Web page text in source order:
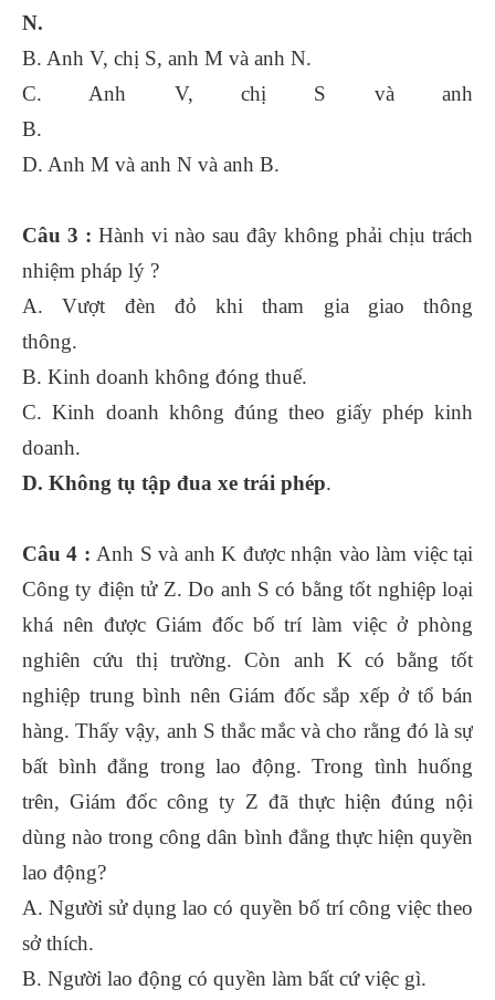
N.
B. Anh V, chị S, anh M và anh N.
C. Anh V, chị S và anh
B.
D. Anh M và anh N và anh B.
Câu 3 : Hành vi nào sau đây không phải chịu trách
nhiệm pháp lý ?
A. Vượt đèn đỏ khi tham gia giao thông
thông.
B. Kinh doanh không đóng thuế.
C. Kinh doanh không đúng theo giấy phép kinh
doanh.
D. Không tụ tập đua xe trái phép.
Câu 4 : Anh S và anh K được nhận vào làm việc tại
Công ty điện tử Z. Do anh S có bằng tốt nghiệp loại
khá nên được Giám đốc bố trí làm việc ở phòng
nghiên cứu thị trường. Còn anh K có bằng tốt
nghiệp trung bình nên Giám đốc sắp xếp ở tổ bán
hàng. Thấy vậy, anh S thắc mắc và cho rằng đó là sự
bất bình đẳng trong lao động. Trong tình huống
trên, Giám đốc công ty Z đã thực hiện đúng nội
dùng nào trong công dân bình đẳng thực hiện quyền
lao động?
A. Người sử dụng lao có quyền bố trí công việc theo
sở thích.
B. Người lao động có quyền làm bất cứ việc gì.